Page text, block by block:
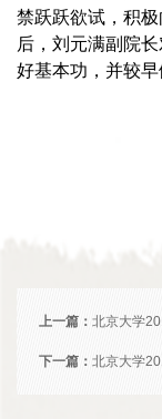
禁跃跃欲试，积
后，刘元满副院
好基本功，并较早
上一篇： 北京大学
下一篇： 北京大学